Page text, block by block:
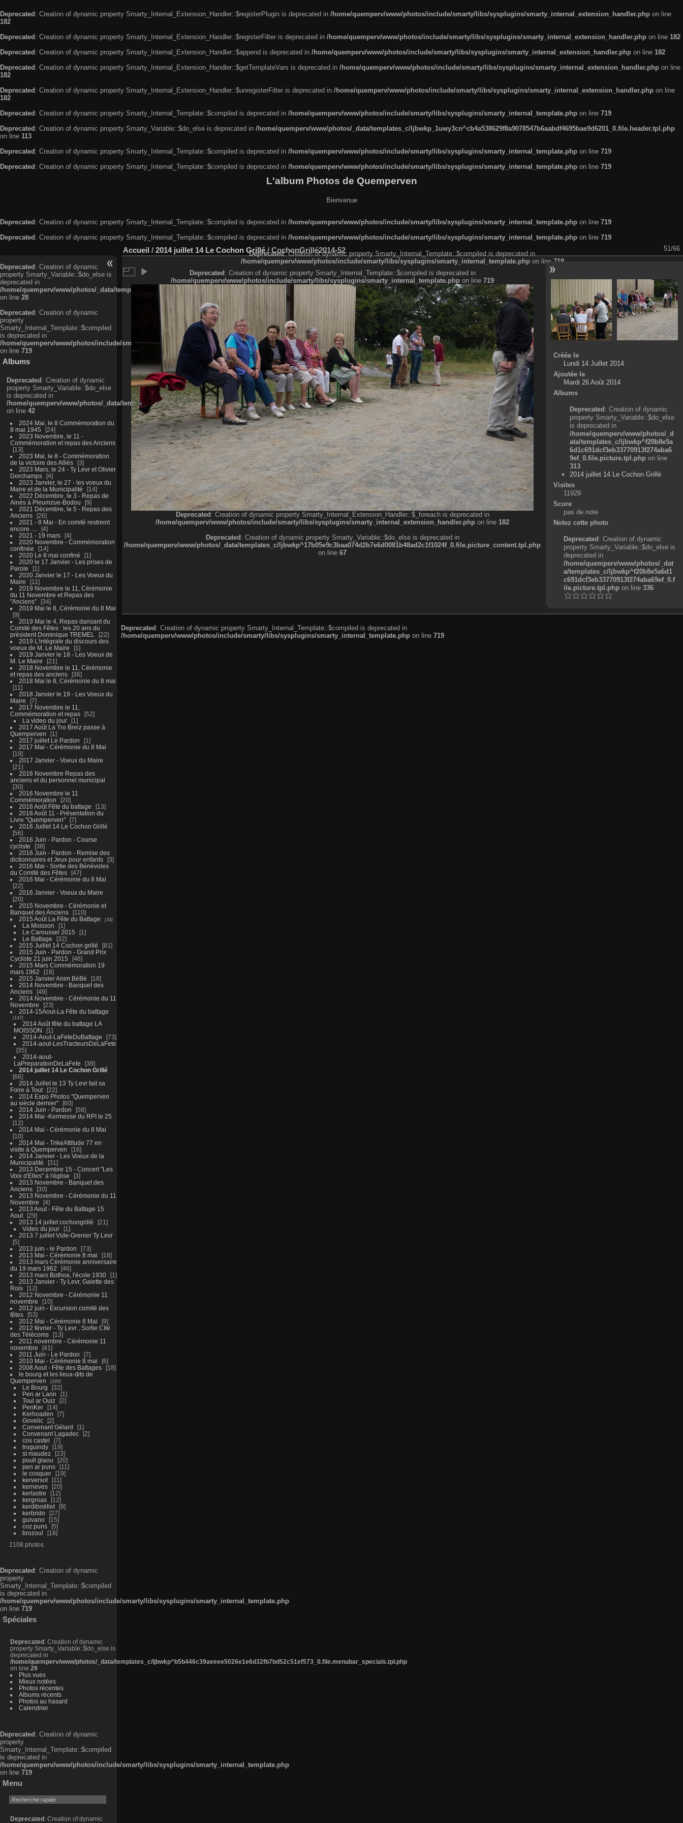
Deprecated : Creation of dynamic property Smarty_Internal_Extension_Handler::$registerPlugin is deprecated in /home/quemperv/www/photos/include/smarty/libs/sysplugins/smarty_internal_extension_handler.php on line
182
Deprecated : Creation of dynamic property Smarty_Internal_Extension_Handler::$registerFilter is deprecated in /home/quemperv/www/photos/include/smarty/libs/sysplugins/smarty_internal_extension_handler.php on line 182
Deprecated : Creation of dynamic property Smarty_Internal_Extension_Handler::$append is deprecated in /home/quemperv/www/photos/include/smarty/libs/sysplugins/smarty_internal_extension_handler.php on line 182
Deprecated : Creation of dynamic property Smarty_Internal_Extension_Handler::$getTemplateVars is deprecated in /home/quemperv/www/photos/include/smarty/libs/sysplugins/smarty_internal_extension_handler.php on line
182
Deprecated : Creation of dynamic property Smarty_Internal_Extension_Handler::$unregisterFilter is deprecated in /home/quemperv/www/photos/include/smarty/libs/sysplugins/smarty_internal_extension_handler.php on line
182
Deprecated : Creation of dynamic property Smarty_Internal_Template::$compiled is deprecated in /home/quemperv/www/photos/include/smarty/libs/sysplugins/smarty_internal_template.php on line 719
Deprecated : Creation of dynamic property Smarty_Variable::$do_else is deprecated in /home/quemperv/www/photos/_data/templates_c/ljbwkp_1uwy3cn^cb4a538629f8a9078547b6aabdf4695bae9d6201_0.file.header.tpl.php
on line 113
Deprecated : Creation of dynamic property Smarty_Internal_Template::$compiled is deprecated in /home/quemperv/www/photos/include/smarty/libs/sysplugins/smarty_internal_template.php on line 719
Deprecated : Creation of dynamic property Smarty_Internal_Template::$compiled is deprecated in /home/quemperv/www/photos/include/smarty/libs/sysplugins/smarty_internal_template.php on line 719
L'album Photos de Quemperven
Bienvenue
Deprecated: Creation of dynamic property Smarty_Internal_Template::$compiled is deprecated in /home/quemperv/www/photos/include/smarty/libs/sysplugins/smarty_internal_template.php on line 719
Deprecated: Creation of dynamic property Smarty_Internal_Template::$compiled is deprecated in /home/quemperv/www/photos/include/smarty/libs/sysplugins/smarty_internal_template.php on line 719
Deprecated: Creation of dynamic
property Smarty_Variable::$do_else is
deprecated in
/home/quemperv/www/photos/_data/templates_c/ljbwkp^c6900b4874d0f35e1df606f26bc55e6a40d5a3fc_0.file.menubar.tpl.php
on line 28
Deprecated: Creation of dynamic
property
Smarty_Internal_Template::$compiled
is deprecated in
/home/quemperv/www/photos/include/smarty/libs/sysplugins/smarty_internal_template.php
on line 719
Albums
Deprecated: Creation of dynamic
property Smarty_Variable::$do_else
is deprecated in
/home/quemperv/www/photos/_data/templates_c/ljbwkp^9d77c4c7d1830cb83f461f2685cd6a1bb234fabf_0.file.menubar_categories.tpl.php
on line 42
2024 Mai, le 8 Commémoration du
8 mai 1945
24
2023 Novembre, le 11 -
Commémoration et repas des Anciens
13
2023 Mai, le 8 - Commémoration
de la victoire des Alliés
3
2023 Mars, le 24 - Ty Levr et Olivier
Dorchamps
4
2023 Janvier, le 27 - les voeux du
Maire et de la Municipalité
14
2022 Décembre, le 3 - Repas de
Ainés à Pleumzue-Bodou
9
2021 Décembre, le 5 - Repas des
Anciens
26
2021 - 8 Mai - En comité restreint
encore ....
4
2021 - 19 mars
4
2020 Novembre - Commémoration
confinée
14
2020 Le 8 mai confiné
1
2020 le 17 Janvier - Les prises de
Parole
1
2020 Janvier le 17 - Les Voeux du
Maire
11
2019 Novembre le 11, Cérémonie
du 11 Novembre et Repas des
"Anciens"
34
2019 Mai le 8, Cérémonie du 8 Mai
9
2019 Mai le 4, Repas dansant du
Comité des Fêtes : les 20 ans du
président Dominique TREMEL
22
2019 L'intégrale du discours des
voeux de M. Le Maire
1
2019 Janvier le 18 - Les Voeux de
M. Le Maire
21
2018 Novembre le 11, Cérémonie
et repas des anciens
36
2018 Mai le 8, Cérémonie du 8 mai
11
2018 Janvier le 19 - Les Voeux du
Maire
7
2017 Novembre le 11,
Commémoration et repas
52
La video du jour
1
2017 Août La Tro Breiz passe à
Quemperven
1
2017 juillet Le Pardon
1
2017 Mai - Cérémonie du 8 Mai
19
2017 Janvier - Voeux du Maire
21
2016 Novembre Repas des
anciens et du personnel municipal
30
2016 Novembre le 11
Commémoration
20
2016 Août Fête du battage
13
2016 Août 11 - Présentation du
Livre "Quemperven"
7
2016 Juillet 14 Le Cochon Grillé
56
2016 Juin - Pardon - Course
cycliste
38
2016 Juin - Pardon - Remise des
dictionnaires et Jeux pour enfants
3
2016 Mai - Sortie des Bénévoles
du Comité des Fêtes
47
2016 Mai - Cérémonie du 8 Mai
22
2016 Janvier - Voeux du Maire
20
2015 Novembre - Cérémonie et
Banquet des Anciens
110
2015 Août La Fête du Battage
34
La Moisson
1
Le Caroussel 2015
1
Le Battage
32
2015 Juillet 14 Cochon grillé
81
2015 Juin - Pardon - Grand Prix
Cycliste 21 juin 2015
46
2015 Mars Commémoration 19
mars 1962
18
2015 Janvier Anim BéBé
18
2014 Novembre - Banquet des
Anciens
49
2014 Novembre - Cérémonie du 11
Novembre
23
2014-15Aout-La Fête du battage
147
2014 Août fête du battage LA
MOISSON
1
2014-Aout-LaFeteDuBattage
73
2014-aout-LesTracteursDeLaFete
35
2014-aout-
LaPreparationDeLaFete
38
2014 juillet 14 Le Cochon Grillé
66
2014 Juillet le 13 Ty Levr fait sa
Foire à Tout
22
2014 Expo Photos "Quemperven
au siècle dernier"
60
2014 Juin - Pardon
58
2014 Mai -Kermesse du RPI le 25
12
2014 Mai - Cérémonie du 8 Mai
10
2014 Mai - TrikeAttitude 77 en
visite à Quemperven
16
2014 Janvier - Les Voeux de la
Municipalité
31
2013 Decembre 15 - Concert "Les
Voix d'Elles" à l'église
3
2013 Novembre - Banquet des
Anciens
30
2013 Novembre - Cérémonie du 11
Novembre
4
2013 Aout - Fête du Battage 15
Aout
29
2013 14 juillet cochongrillé
21
Video du jour
1
2013 7 juillet Vide-Grenier Ty Levr
5
2013 juin - le Pardon
73
2013 Mai - Cérémonie 8 mai
18
2013 mars Cérémonie anniversaire
du 19 mars 1962
46
2013 mars Bothoa, l'école 1930
1
2013 Janvier - Ty Levr, Galette des
Rois
12
2012 Novembre - Cérémonie 11
novembre
10
2012 juin - Excursion comité des
fêtes
53
2012 Mai - Cérémonie 8 Mai
9
2012 février - Ty Levr , Sortie CIté
des Télécoms
13
2011 novembre - Cérémonie 11
novembre
41
2011 Juin - Le Pardon
7
2010 Mai - Cérémonie 8 mai
6
2008 Aout - Fête des Battages
18
le bourg et les lieux-dits de
Quemperven
289
Le Bourg
32
Pen ar Lann
1
Toul ar Ouiz
2
PenKer
14
Kerhoaden
7
Govelic
2
Convenant Gélard
1
Convenant Lagadec
2
cos castel
7
troguindy
19
st maudez
23
poull glaou
20
pen ar puns
11
le cosquer
19
kerversot
11
kerneves
20
kerlastre
12
kergroas
12
kerdiboëllet
9
kerbrido
27
guivano
15
coz puns
5
brozoul
18
2108 photos
Deprecated : Creation of dynamic
property
Smarty_Internal_Template::$compiled
is deprecated in
/home/quemperv/www/photos/include/smarty/libs/sysplugins/smarty_internal_template.php
on line 719
Spéciales
Deprecated : Creation of dynamic
property Smarty_Variable::$do_else is
deprecated in
/home/quemperv/www/photos/_data/templates_c/ljbwkp^b5b446c39aeeee5026e1e6d32fb7bd52c51ef573_0.file.menubar_specials.tpl.php
on line 29
Plus vues
Mieux notées
Photos récentes
Albums récents
Photos au hasard
Calendrier
Deprecated : Creation of dynamic
property
Smarty_Internal_Template::$compiled
is deprecated in
/home/quemperv/www/photos/include/smarty/libs/sysplugins/smarty_internal_template.php
on line 719
Menu
Deprecated : Creation of dynamic
Accueil / 2014 juillet 14 Le Cochon Grillé / CochonGrillé2014-52 51/66
Deprecated: Creation of dynamic property Smarty_Internal_Template::$compiled is deprecated in
/home/quemperv/www/photos/include/smarty/libs/sysplugins/smarty_internal_template.php on line 719
Deprecated: Creation of dynamic property Smarty_Internal_Template::$compiled is deprecated in
/home/quemperv/www/photos/include/smarty/libs/sysplugins/smarty_internal_template.php on line 719
Deprecated: Creation of dynamic property Smarty_Internal_Extension_Handler::$_foreach is deprecated in
/home/quemperv/www/photos/include/smarty/libs/sysplugins/smarty_internal_extension_handler.php on line 182
Deprecated: Creation of dynamic property Smarty_Variable::$do_else is deprecated in
/home/quemperv/www/photos/_data/templates_c/ljbwkp^17b05e9c3baa074d2b7e6d0081b48ad2c1f1024f_0.file.picture_content.tpl.php
on line 67
Créée le
Lundi 14 Juillet 2014
Ajoutée le
Mardi 26 Août 2014
Albums
Deprecated: Creation of dynamic
property Smarty_Variable::$do_else
is deprecated in
/home/quemperv/www/photos/_d
ata/templates_c/ljbwkp^f20b8e5a
6d1c691dcf3eb33770913f274aba6
9ef_0.file.picture.tpl.php on line
313
2014 juillet 14 Le Cochon Grillé
Visites
11929
Score
pas de note
Notez cette photo
Deprecated: Creation of dynamic
property Smarty_Variable::$do_else is
deprecated in
/home/quemperv/www/photos/_dat
a/templates_c/ljbwkp^f20b8e5a6d1
c691dcf3eb33770913f274aba69ef_0.f
ile.picture.tpl.phpon line 336
Deprecated: Creation of dynamic property Smarty_Internal_Template::$compiled is deprecated in
/home/quemperv/www/photos/include/smarty/libs/sysplugins/smarty_internal_template.php on line 719